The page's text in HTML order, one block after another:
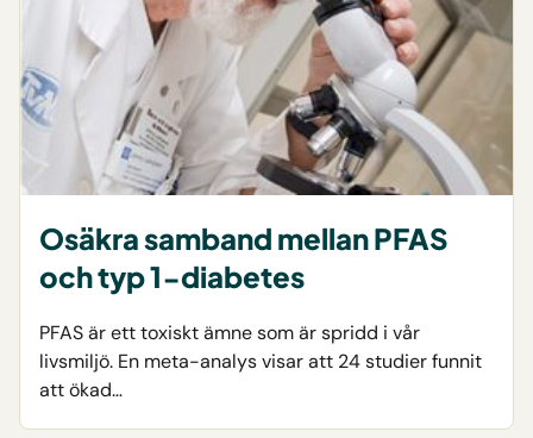
Osäkra samband mellan PFAS
och typ 1-diabetes
PFAS är ett toxiskt ämne som är spridd i vår
livsmiljö. En meta-analys visar att 24 studier funnit
att ökad…